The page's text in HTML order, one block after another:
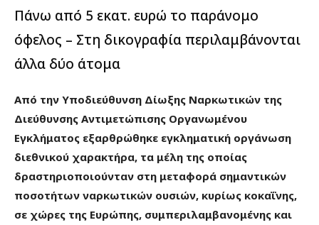
Πάνω από 5 εκατ. ευρώ το παράνομο
όφελος – Στη δικογραφία περιλαμβάνονται
άλλα δύο άτομα
Από την Υποδιεύθυνση Δίωξης Ναρκωτικών της
Διεύθυνσης Αντιμετώπισης Οργανωμένου
Εγκλήματος εξαρθρώθηκε εγκληματική οργάνωση
διεθνικού χαρακτήρα, τα μέλη της οποίας
δραστηριοποιούνταν στη μεταφορά σημαντικών
ποσοτήτων ναρκωτικών ουσιών, κυρίως κοκαΐνης,
σε χώρες της Ευρώπης, συμπεριλαμβανομένης και